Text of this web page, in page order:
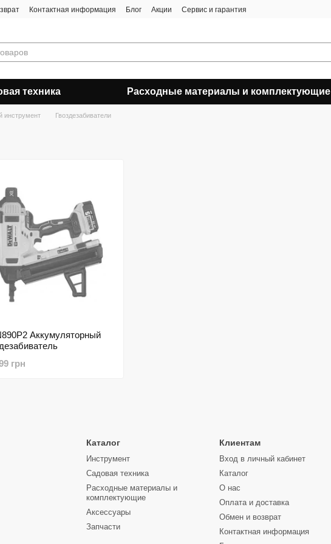
Контактная информация Блог Акции Сервис и гарантия
техника Расходные материалы и комплектующие
инструмент Гвоздезабиватели
Аккумуляторный
грн
Каталог
Инструмент
Садовая техника
Расходные материалы и
комплектующие
Аксессуары
Запчасти
Клиентам
Вход в личный кабинет
Каталог
О нас
Оплата и доставка
Обмен и возврат
Контактная информация